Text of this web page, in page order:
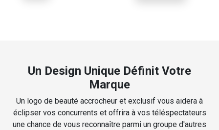
Un Design Unique Définit Votre
Marque
Un logo de beauté accrocheur et exclusif vous aidera à
éclipser vos concurrents et offrira à vos téléspectateurs
une chance de vous reconnaître parmi un groupe d'autres